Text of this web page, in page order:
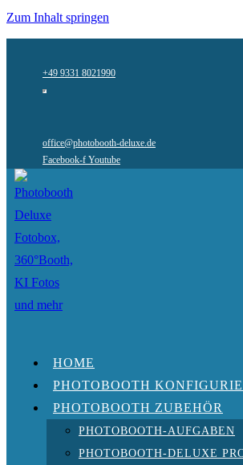
Zum Inhalt springen
+49 9331 8021990
office@photobooth-deluxe.de
Facebook-f Youtube
HOME
PHOTOBOOTH
PHOTOBOOTH ZUBEHÖR
PHOTOBOOTH-AUFGABEN
PHOTOBOOTH-DELUXE